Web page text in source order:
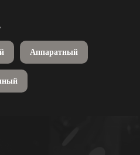
Аппаратный